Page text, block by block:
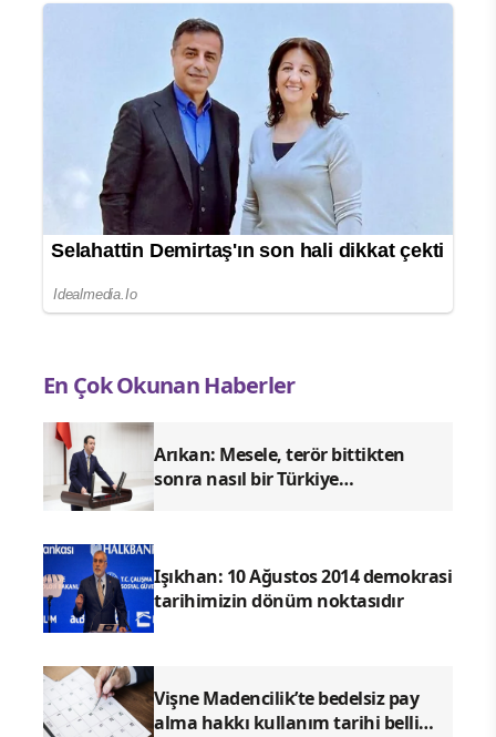
En Çok Okunan Haberler
Arıkan: Mesele, terör bittikten
sonra nasıl bir Türkiye
Işıkhan: 10 Ağustos 2014 demokrasi
tarihimizin dönüm noktasıdır
Vişne Madencilik’te bedelsiz pay
alma hakkı kullanım tarihi belli